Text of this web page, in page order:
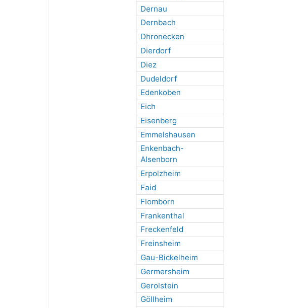
Dernau
Dernbach
Dhronecken
Dierdorf
Diez
Dudeldorf
Edenkoben
Eich
Eisenberg
Emmelshausen
Enkenbach-
Alsenborn
Erpolzheim
Faid
Flomborn
Frankenthal
Freckenfeld
Freinsheim
Gau-Bickelheim
Germersheim
Gerolstein
Göllheim